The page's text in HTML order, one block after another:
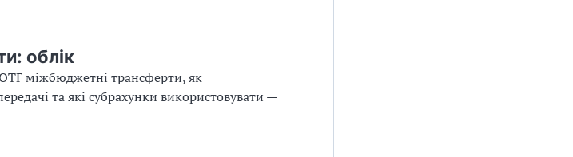
облік
міжбюджетні трансферти, як
та які субрахунки використовувати —